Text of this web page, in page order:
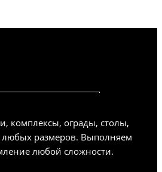
комплексы, ограды, столы,
любых размеров. Выполняем
любой сложности.